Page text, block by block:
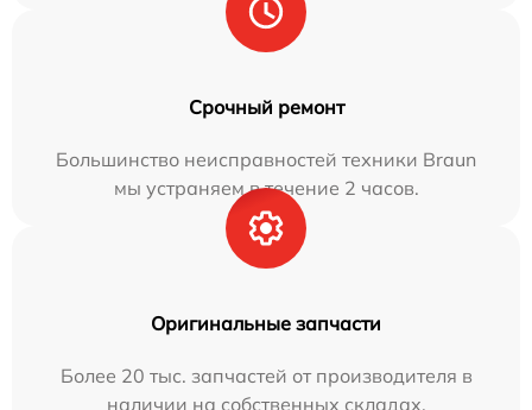
Срочный ремонт
Большинство неисправностей техники Braun
мы устраняем в течение 2 часов.
Оригинальные запчасти
Более 20 тыс. запчастей от производителя в
наличии на собственных складах.